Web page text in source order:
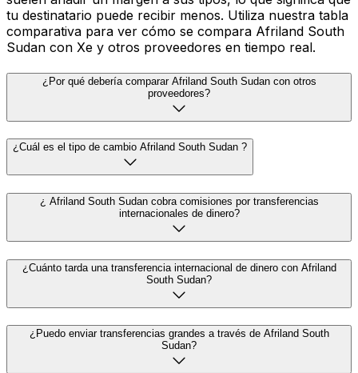
tu destinatario puede recibir menos. Utiliza nuestra tabla
comparativa para ver cómo se compara Afriland South
Sudan con Xe y otros proveedores en tiempo real.
¿Por qué debería comparar Afriland South Sudan con otros
proveedores?
¿Cuál es el tipo de cambio Afriland South Sudan ?
¿ Afriland South Sudan cobra comisiones por transferencias
internacionales de dinero?
¿Cuánto tarda una transferencia internacional de dinero con Afriland
South Sudan?
¿Puedo enviar transferencias grandes a través de Afriland South
Sudan?